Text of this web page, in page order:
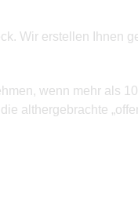
Wir erstellen Ihnen
wenn mehr als
althergebrachte